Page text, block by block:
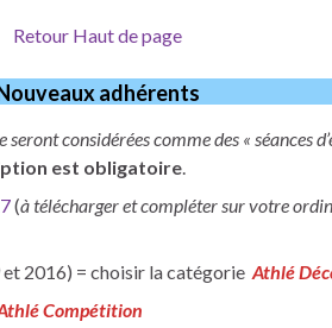
Retour Haut de page
adhérents
considérées comme des « séances
est obligatoire.
(à télécharger et compléter sur votre
2016) = choisir la catégorie Athlé
Compétition